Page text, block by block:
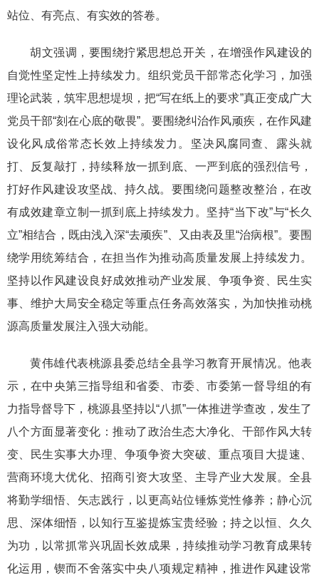
站位、有亮点、有实效的答卷。
胡文强调，要围绕拧紧思想总开关，在增强作风建设的
自觉性坚定性上持续发力。组织党员干部常态化学习，加强
理论武装，筑牢思想堤坝，把“写在纸上的要求”真正变成广大
党员干部“刻在心底的敬畏”。要围绕纠治作风顽疾，在作风建
设化风成俗常态长效上持续发力。坚决风腐同查、露头就
打、反复敲打，持续释放一抓到底、一严到底的强烈信号，
打好作风建设攻坚战、持久战。要围绕问题整改整治，在改
有成效建章立制一抓到底上持续发力。坚持“当下改”与“长久
立”相结合，既由浅入深“去顽疾”、又由表及里“治病根”。要围
绕学用统筹结合，在担当作为推动高质量发展上持续发力。
坚持以作风建设良好成效推动产业发展、争项争资、民生实
事、维护大局安全稳定等重点任务高效落实，为加快推动桃
源高质量发展注入强大动能。
黄伟雄代表桃源县委总结全县学习教育开展情况。他表
示，在中央第三指导组和省委、市委、市委第一督导组的有
力指导督导下，桃源县坚持以“八抓”一体推进学查改，发生了
八个方面显著变化：推动了政治生态大净化、干部作风大转
变、民生实事大办理、争项争资大突破、重点项目大提速、
营商环境大优化、招商引资大攻坚、主导产业大发展。全县
将勤学细悟、矢志践行，以更高站位锤炼党性修养；静心沉
思、深体细悟，以知行互鉴提炼宝贵经验；持之以恒、久久
为功，以常抓常兴巩固长效成果，持续推动学习教育成果转
化运用，锲而不舍落实中央八项规定精神，推进作风建设常